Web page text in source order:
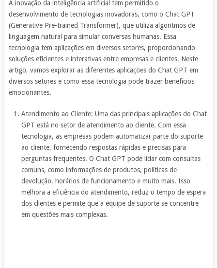
A inovação da inteligência artificial tem permitido o
desenvolvimento de tecnologias inovadoras, como o Chat GPT
(Generative Pre-trained Transformer), que utiliza algoritmos de
linguagem natural para simular conversas humanas. Essa
tecnologia tem aplicações em diversos setores, proporcionando
soluções eficientes e interativas entre empresas e clientes. Neste
artigo, vamos explorar as diferentes aplicações do Chat GPT em
diversos setores e como essa tecnologia pode trazer benefícios
emocionantes.
Atendimento ao Cliente: Uma das principais aplicações do Chat
GPT está no setor de atendimento ao cliente. Com essa
tecnologia, as empresas podem automatizar parte do suporte
ao cliente, fornecendo respostas rápidas e precisas para
perguntas frequentes. O Chat GPT pode lidar com consultas
comuns, como informações de produtos, políticas de
devolução, horários de funcionamento e muito mais. Isso
melhora a eficiência do atendimento, reduz o tempo de espera
dos clientes e permite que a equipe de suporte se concentre
em questões mais complexas.